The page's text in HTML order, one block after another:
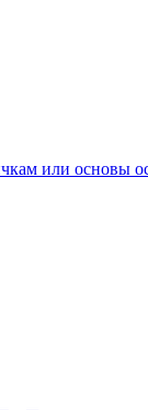
или основы